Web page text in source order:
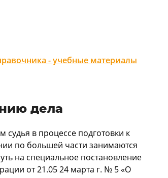
- учебные материалы
дела
в процессе подготовки к
по большей части занимаются
на специальное постановление
от 21.05 24 марта г. № 5 «О